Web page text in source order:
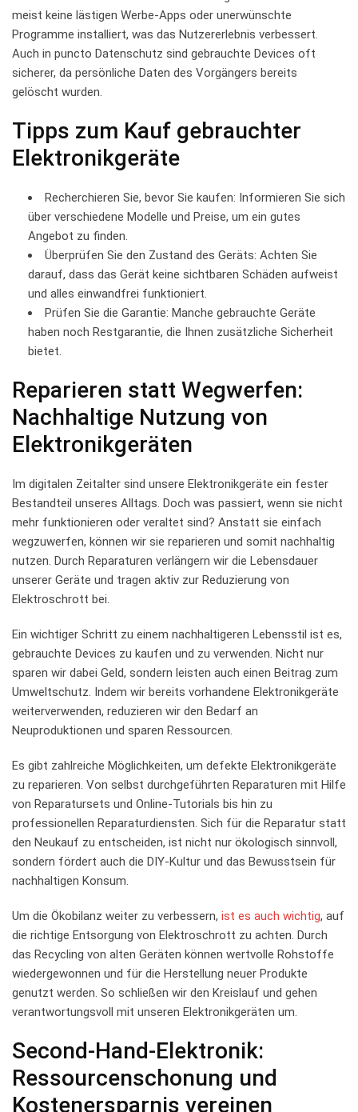
meist keine lästigen Werbe-Apps oder unerwünschte
Programme installiert, was das Nutzererlebnis verbessert.
Auch in puncto Datenschutz⁤ sind gebrauchte Devices oft⁤
sicherer, da persönliche Daten des ⁤Vorgängers bereits
gelöscht wurden.
Tipps zum Kauf ⁤gebrauchter
‍Elektronikgeräte
Recherchieren Sie, bevor Sie kaufen: Informieren Sie sich
über verschiedene Modelle und Preise, um ein gutes
Angebot zu finden.
Überprüfen Sie den Zustand des Geräts: Achten Sie
darauf, dass das Gerät keine sichtbaren Schäden aufweist
und alles einwandfrei funktioniert.
Prüfen Sie die Garantie: Manche gebrauchte Geräte
haben noch Restgarantie, die⁢ Ihnen zusätzliche ‌Sicherheit
bietet.
Reparieren statt Wegwerfen:
Nachhaltige Nutzung von
Elektronikgeräten
Im digitalen Zeitalter sind unsere Elektronikgeräte ein fester
Bestandteil unseres ​Alltags. Doch was passiert, wenn sie nicht
mehr funktionieren oder veraltet sind? ​Anstatt sie​ einfach
wegzuwerfen, können wir sie reparieren und⁢ somit nachhaltig
nutzen. Durch Reparaturen verlängern wir die Lebensdauer
⁢unserer Geräte und tragen aktiv zur‍ Reduzierung von
Elektroschrott bei.
Ein wichtiger Schritt zu einem⁢ nachhaltigeren Lebensstil ist es,
gebrauchte ⁣Devices​ zu kaufen und zu verwenden. Nicht nur
sparen wir dabei ⁤Geld, sondern leisten auch einen Beitrag zum
⁢Umweltschutz. ​Indem wir bereits vorhandene Elektronikgeräte
weiterverwenden, reduzieren wir den Bedarf‌ an
Neuproduktionen und sparen Ressourcen.
Es gibt zahlreiche Möglichkeiten, um defekte Elektronikgeräte
zu reparieren. Von selbst durchgeführten Reparaturen mit Hilfe
von Reparatursets und Online-Tutorials bis hin zu
professionellen Reparaturdiensten. Sich für die Reparatur‌ statt
den Neukauf zu entscheiden, ist nicht nur ökologisch sinnvoll,
sondern fördert auch​ die DIY-Kultur und das Bewusstsein für
nachhaltigen Konsum.
Um die Ökobilanz weiter⁣ zu verbessern, ist es auch wichtig, auf
die‌ richtige Entsorgung von Elektroschrott zu achten. ⁣Durch
‍das Recycling von ‌alten Geräten ⁣können wertvolle Rohstoffe
wiedergewonnen und für die Herstellung neuer Produkte
⁤genutzt werden. So schließen wir den Kreislauf und gehen
verantwortungsvoll mit ‌unseren Elektronikgeräten um.
Second-Hand-Elektronik:
Ressourcenschonung und
Kostenersparnis vereinen